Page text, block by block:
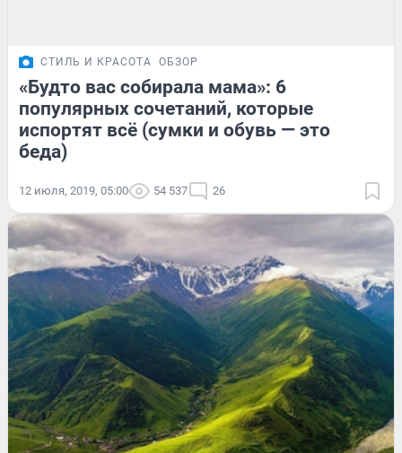
СТИЛЬ И КРАСОТА ОБЗОР
«Будто вас собирала мама»: 6
популярных сочетаний, которые
испортят всё (сумки и обувь — это
беда)
12 июля, 2019, 05:00 54 537 26